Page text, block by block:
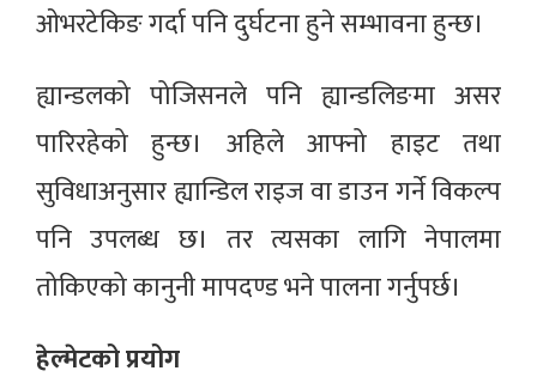
ओभरटेकिङ गर्दा पनि दुर्घटना हुने सम्भावना हुन्छ।
ह्यान्डलको पोजिसनले पनि ह्यान्डलिङमा असर
पारिरहेको हुन्छ। अहिले आफ्नो हाइट तथा
सुविधाअनुसार ह्यान्डिल राइज वा डाउन गर्ने विकल्प
पनि उपलब्ध छ। तर त्यसका लागि नेपालमा
तोकिएको कानुनी मापदण्ड भने पालना गर्नुपर्छ।
हेल्मेटको प्रयोग